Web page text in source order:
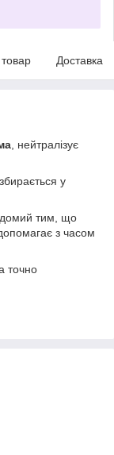
товар Доставка
, нейтралізує
у
тим, що
з часом
точно